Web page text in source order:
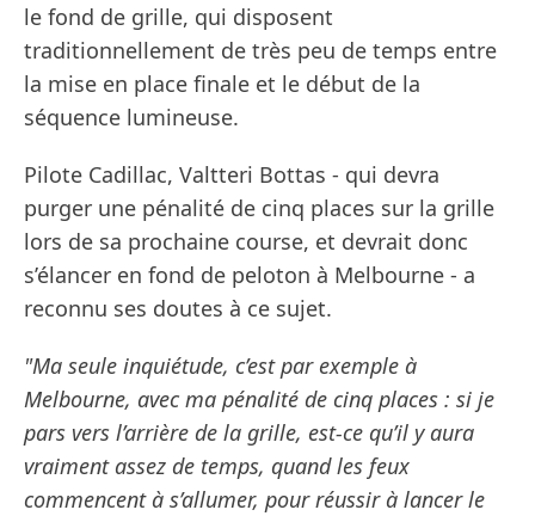
le fond de grille, qui disposent
traditionnellement de très peu de temps entre
la mise en place finale et le début de la
séquence lumineuse.
Pilote Cadillac, Valtteri Bottas - qui devra
purger une pénalité de cinq places sur la grille
lors de sa prochaine course, et devrait donc
s’élancer en fond de peloton à Melbourne - a
reconnu ses doutes à ce sujet.
"Ma seule inquiétude, c’est par exemple à
Melbourne, avec ma pénalité de cinq places : si je
pars vers l’arrière de la grille, est-ce qu’il y aura
vraiment assez de temps, quand les feux
commencent à s’allumer, pour réussir à lancer le